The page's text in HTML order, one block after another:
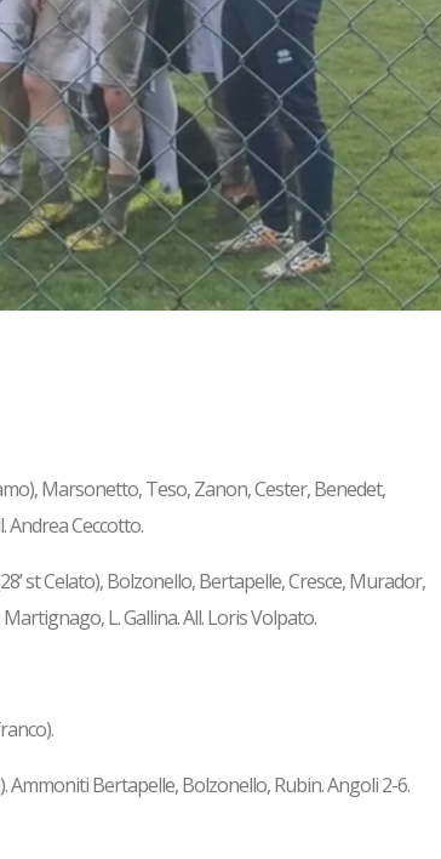
Marsonetto, Teso, Zanon, Cester, Benedet,
Andrea Ceccotto.
st Celato), Bolzonello, Bertapelle, Cresce, Murador,
L. Gallina. All. Loris Volpato.
Ammoniti Bertapelle, Bolzonello, Rubin. Angoli 2-6.